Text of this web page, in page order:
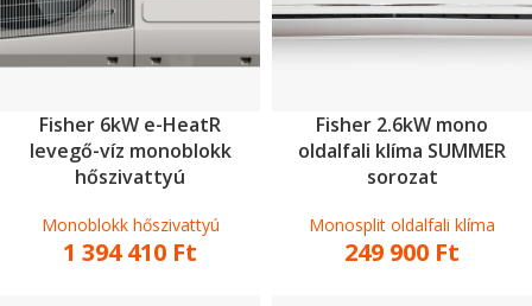
Fisher 6kW e-HeatR
levegő-víz monoblokk
hőszivattyú
Monoblokk hőszivattyú
1 394 410 Ft
Fisher 2.6kW mono
oldalfali klíma SUMMER
sorozat
Monosplit oldalfali klíma
249 900 Ft